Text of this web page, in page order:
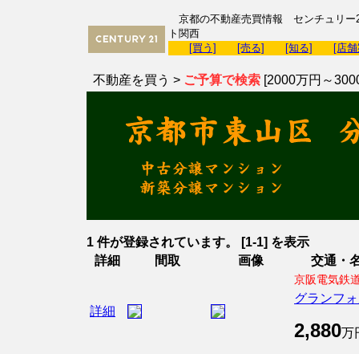
京都の不動産売買情報 センチュリー
ト関西
[買う]
[売る] [知る] [店
不動産を買う > ご予算で検索 [2000万円～
1 件が登録されています。 [1-1] を表示
詳細
間取 画像 交通・
詳細
京阪電気鉄
グランフ
2,880万